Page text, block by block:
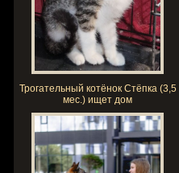
Трогательный котёнок Стёпка (3,5
мес.) ищет дом